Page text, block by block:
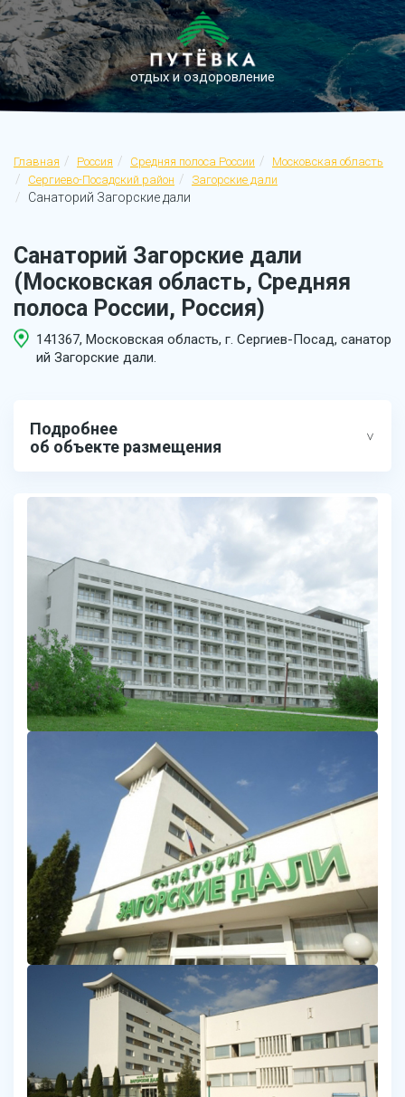
отдых и оздоровление
Главная Россия Средняя полоса России
Московская область
Сергиево-Посадский район
Загорские дали
Санаторий Загорские дали
Санаторий Загорские дали
(Московская область, Средняя
полоса России, Россия)
141367, Московская область, г. Сергиев-Посад, санатор
ий Загорские дали.
Подробнее
об объекте размещения